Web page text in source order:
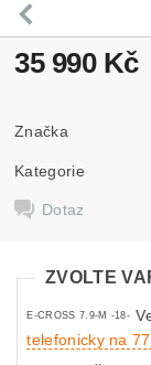
35 990 Kč
Značka
Kategorie
Dotaz
ZVOLTE
E-CROSS 7.9-M -18-
telefonicky na